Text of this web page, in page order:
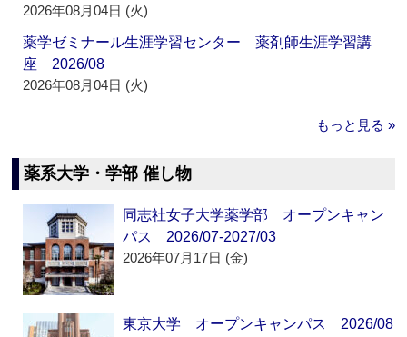
2026年08月04日 (火)
薬学ゼミナール生涯学習センター 薬剤師生涯学習講
座 2026/08
2026年08月04日 (火)
もっと見る »
薬系大学・学部 催し物
同志社女子大学薬学部 オープンキャン
パス 2026/07-2027/03
2026年07月17日 (金)
東京大学 オープンキャンパス 2026/08